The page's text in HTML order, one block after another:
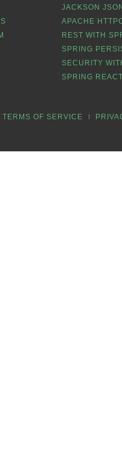
JACKSON
APACHE
REST WITH
SPRING
SECURITY
SPRING
TERMS OF SERVICE